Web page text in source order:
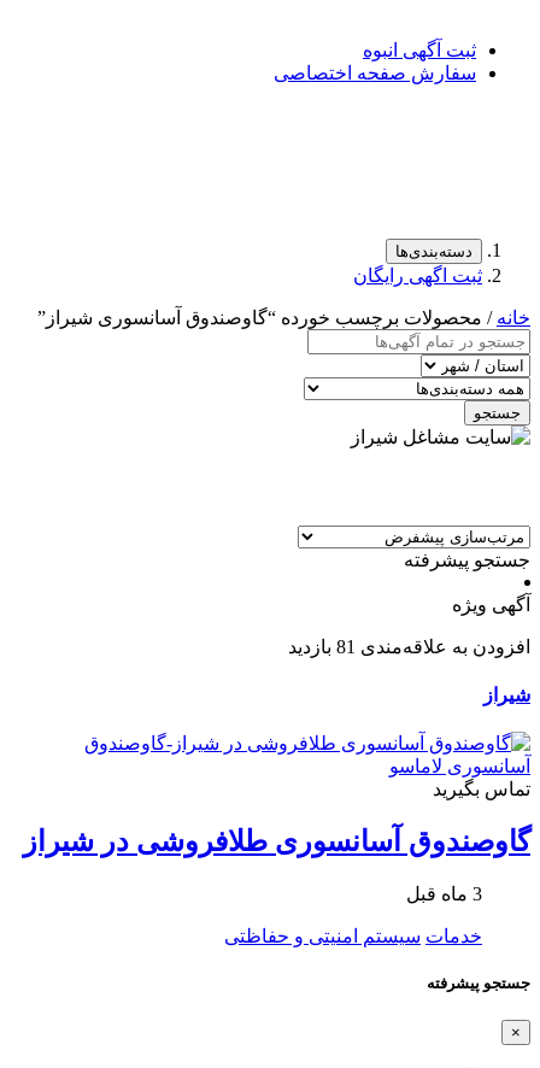
ثبت آگهی انبوه
سفارش صفحه اختصاصی
دسته‌بندی‌ها
ثبت اگهی رایگان
خانه / محصولات برچسب خورده “گاوصندوق آسانسوری شیراز”
جستجو
جستجو پیشرفته
آگهی ویژه
افزودن به علاقه‌مندی 81 بازدید
شیراز
تماس بگیرید
گاوصندوق آسانسوری طلافروشی در شیراز
3 ماه قبل
خدمات سیستم امنیتی و حفاظتی
جستجو پیشرفته
×